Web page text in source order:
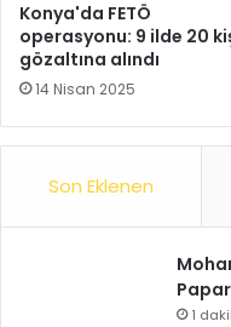
Konya'da FETÖ
operasyonu: 9 ilde 20
gözaltına alındı
14 Nisan 2025
Son Eklenen
1